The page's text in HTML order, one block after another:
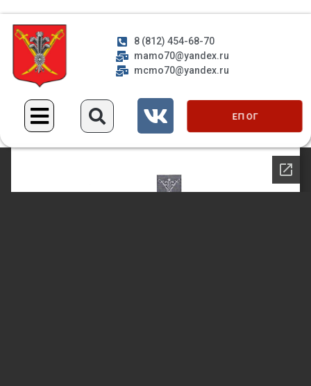
8 (812) 454-68-70
mamo70@yandex.ru
mcmo70@yandex.ru
ЕП ОГ